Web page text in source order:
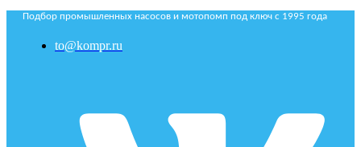
Подбор промышленных насосов и мотопомп под ключ с 1995 года
to@kompr.ru